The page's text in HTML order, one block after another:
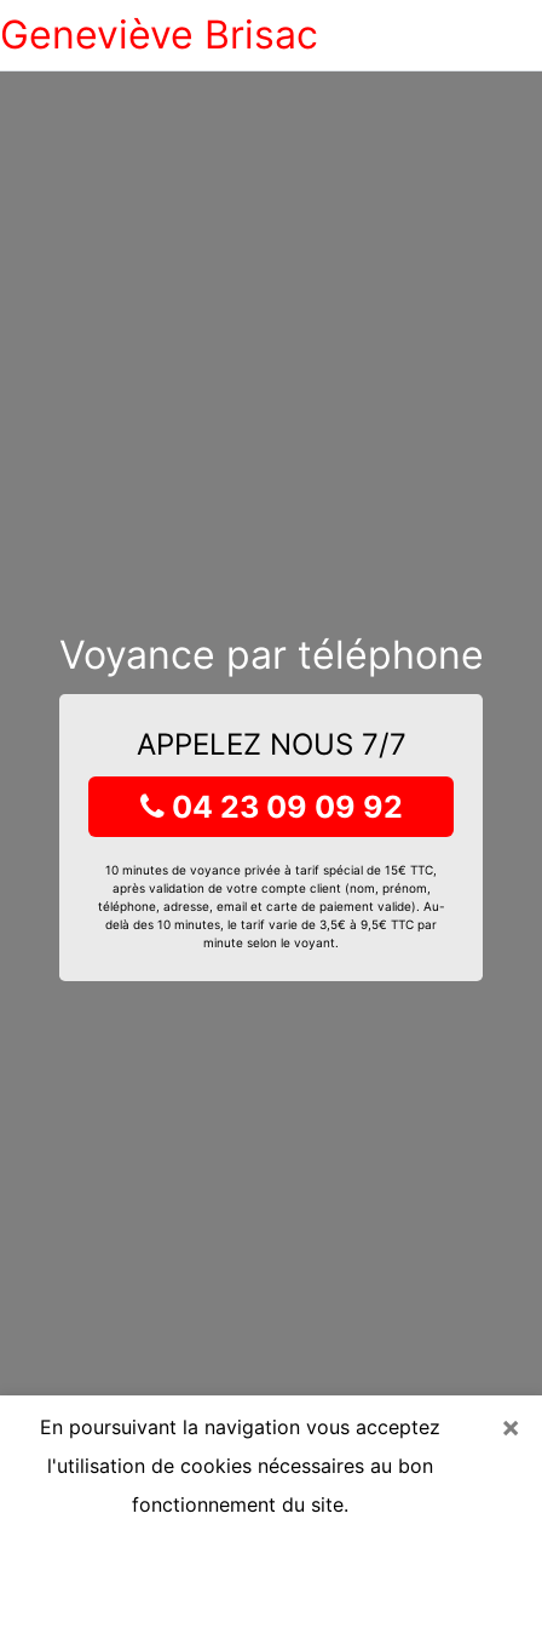
Geneviève Brisac
Voyance par téléphone
APPELEZ NOUS 7/7
04 23 09 09 92
10 minutes de voyance privée à tarif spécial de 15€ TTC,
après validation de votre compte client (nom, prénom,
téléphone, adresse, email et carte de paiement valide). Au-
delà des 10 minutes, le tarif varie de 3,5€ à 9,5€ TTC par
minute selon le voyant.
×
En poursuivant la navigation vous acceptez
l'utilisation de cookies nécessaires au bon
fonctionnement du site.